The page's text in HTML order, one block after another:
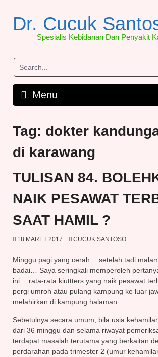
contentDr. Cucuk
Spesialis Kebidanan Dan Penyakit
Menu
Tag: dokter
di karawang
TULISAN 84.
NAIK PESAWAT
SAAT HAMIL ?
18 MARET 2017 CUCUK SANTOSO
Minggu pagi yang cerah… setelah tadi
badai… Saya seringkali memperoleh
ini… rata-rata kiuttters yang naik pesawat
pergi umroh atau pulang kampung ke luar
melahirkan di kampung halaman.
Sebetulnya secara umum, bila usia
dari 36 minggu dan selama riwayat p
terdapat masalah terutama yang berkaitan
perdarahan pada trimester 2 (umur